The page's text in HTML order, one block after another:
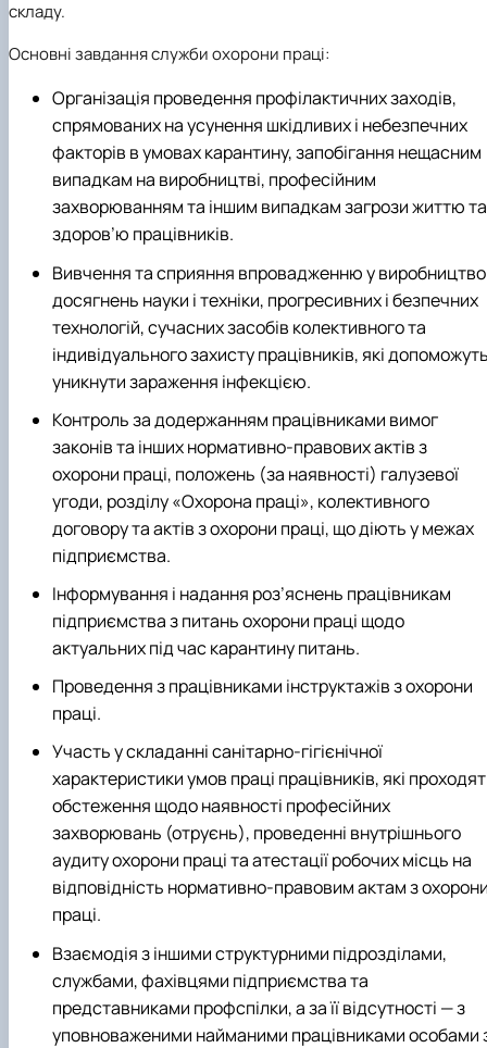
Стартап школа НУБіП України
Патентно-ліцензійна діяльність
медицина»
Досліднику та автору
Наукові журнали НУБіП України
Наукові журнали НУБіП України (English)
Пам'ятка про проведення науково-
заходів
Порядок планування та організації
проведення НТЗ
Результати науково-технічних заходів
Монографії
Наука для бізнесу
«SEB-2024»
«SEB-2025»
Благодійний фонд «Голосіївська ініціатива
Звіт ректора
Почесні доктори і професори НУБіП України
Пресслужба
Університетський кур'єр
Вибори ректора
Програма розвитку університету
Офіційна символіка
Уповноважена особа з питань запобігання
виявлення корупції
Положення про антикорупційного
уповноваженого НУБіП України
Національні нормативно-правові акти
Нормативно-правові акти НУБіП України
Інформаційні ресурси НАЗК
Методичні роз’яснення НАЗК
Антикорупційні заходи
Гендерна радниця
Контактна інформація
складу.
Основні завдання служби охорони праці:
Організація проведення профілактичних заходів,
спрямованих на усунення шкідливих і небезпечних
факторів в умовах карантину, запобігання нещасним
випадкам на виробництві, професійним
захворюванням та іншим випадкам загрози життю та
здоров’ю працівників.
Вивчення та сприяння впровадженню у виробництво
досягнень науки і техніки, прогресивних і безпечних
технологій, сучасних засобів колективного та
індивідуального захисту працівників, які
уникнути зараження інфекцією.
Контроль за додержанням працівниками вимог
законів та інших нормативно-правових актів з
охорони праці, положень (за наявності) галузевої
угоди, розділу «Охорона праці», колективного
договору та актів з охорони праці, що діють у межах
підприємства.
Інформування і надання роз’яснень працівникам
підприємства з питань охорони праці щодо
актуальних під час карантину питань.
Проведення з працівниками інструктажів з охорони
праці.
Участь у складанні санітарно-гігієнічної
характеристики умов праці працівників, які
обстеження щодо наявності професійних
захворювань (отруєнь), проведенні внутрішнього
аудиту охорони праці та атестації робочих місць на
відповідність нормативно-правовим актам з
праці.
Взаємодія з іншими структурними підрозділами,
службами, фахівцями підприємства та
представниками профспілки, а за її відсутності — з
уповноваженими найманими працівниками особами